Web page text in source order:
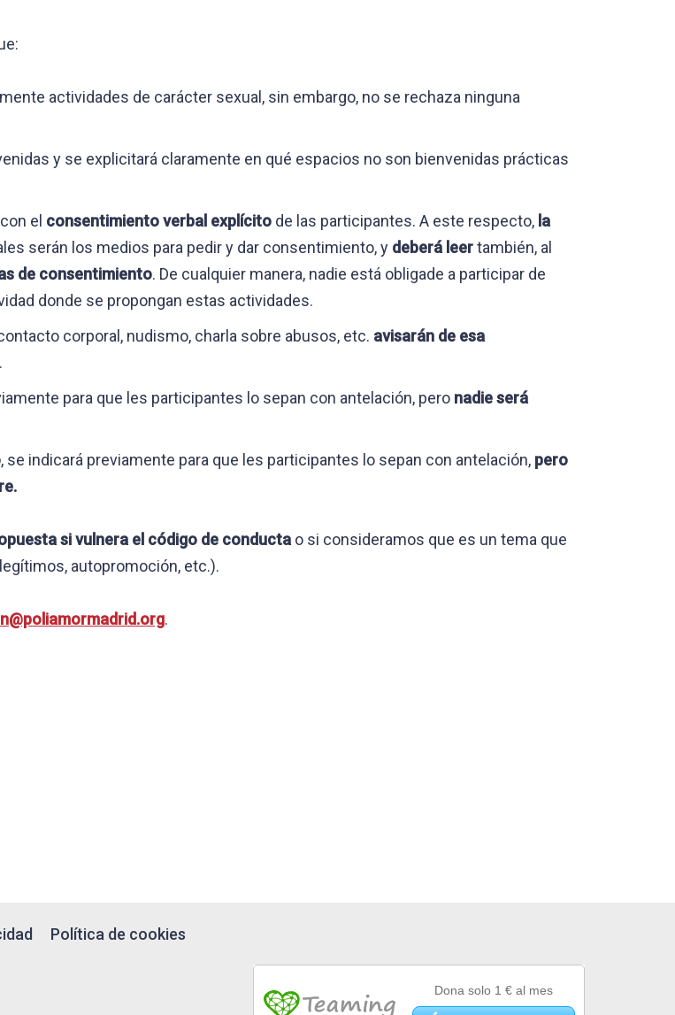
actividades de carácter sexual, sin embargo, no se rechaza ninguna
y se explicitará claramente en qué espacios no son bienvenidas prácticas
el consentimiento verbal explícito de las participantes. A este respecto, la
serán los medios para pedir y dar consentimiento, y deberá leertambién, al
de consentimiento. De cualquier manera, nadie está obligade a participar de
donde se propongan estas actividades.
corporal, nudismo, charla sobre abusos, etc. avisarán de esa
.
para que les participantes lo sepan con antelación, pero nadie será
, se indicará previamente para que les participantes lo sepan con antelación, pero
si vulnera el código de conducta o si consideramos que es un tema que
autopromoción, etc.).
.
Política de cookies